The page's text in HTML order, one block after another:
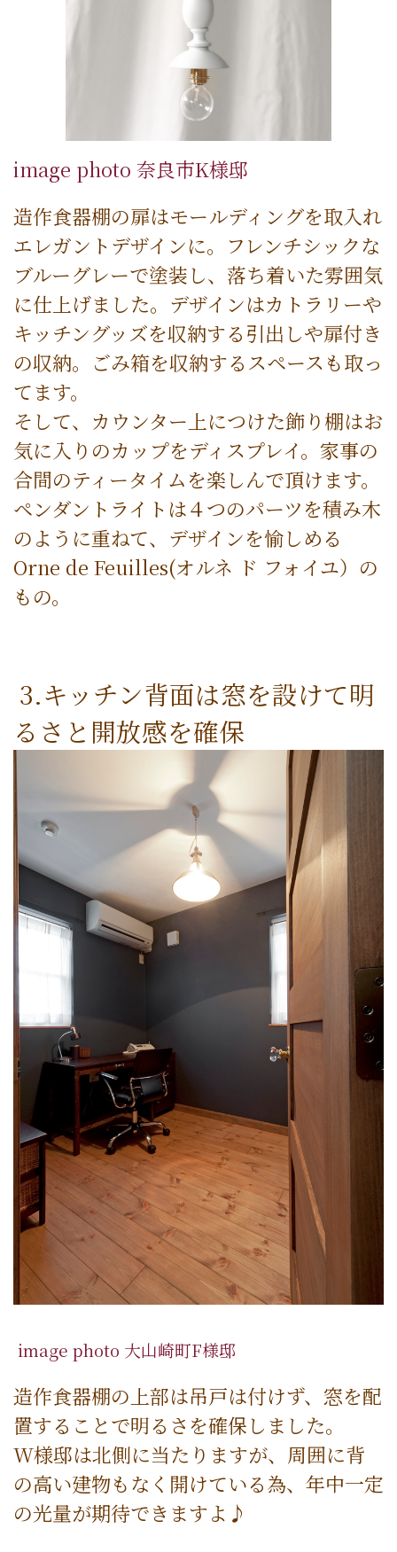
image photo 奈良市K様邸
造作食器棚の扉はモールディングを取入れ
エレガントデザインに。フレンチシックな
ブルーグレーで塗装し、落ち着いた雰囲気
に仕上げました。デザインはカトラリーや
キッチングッズを収納する引出しや扉付き
の収納。ごみ箱を収納するスペースも取っ
てます。
そして、カウンター上につけた飾り棚はお
気に入りのカップをディスプレイ。家事の
合間のティータイムを楽しんで頂けます。
ペンダントライトは４つのパーツを積み木
のように重ねて、デザインを愉しめる
Orne de Feuilles(オルネ ド フォイユ）の
もの。
3.キッチン背面は窓を設けて明
るさと開放感を確保
image photo 大山崎町F様邸
造作食器棚の上部は吊戸は付けず、窓を配
置することで明るさを確保しました。
W様邸は北側に当たりますが、周囲に背
の高い建物もなく開けている為、年中一定
の光量が期待できますよ♪